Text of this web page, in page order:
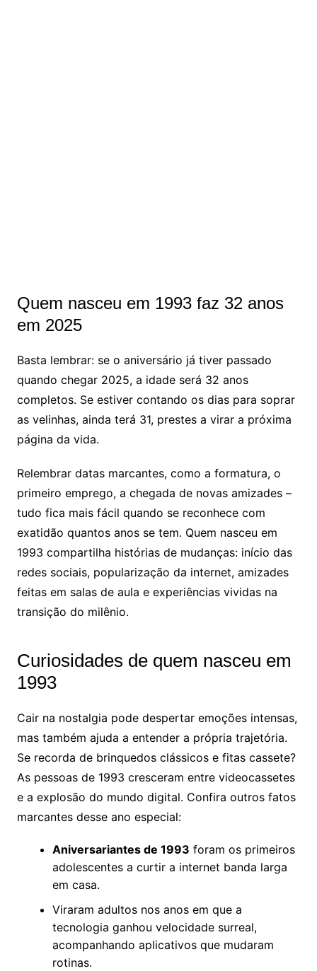
Quem nasceu em 1993 faz 32 anos
em 2025
Basta lembrar: se o aniversário já tiver passado
quando chegar 2025, a idade será 32 anos
completos. Se estiver contando os dias para soprar
as velinhas, ainda terá 31, prestes a virar a próxima
página da vida.
Relembrar datas marcantes, como a formatura, o
primeiro emprego, a chegada de novas amizades –
tudo fica mais fácil quando se reconhece com
exatidão quantos anos se tem. Quem nasceu em
1993 compartilha histórias de mudanças: início das
redes sociais, popularização da internet, amizades
feitas em salas de aula e experiências vividas na
transição do milênio.
Curiosidades de quem nasceu em
1993
Cair na nostalgia pode despertar emoções intensas,
mas também ajuda a entender a própria trajetória.
Se recorda de brinquedos clássicos e fitas cassete?
As pessoas de 1993 cresceram entre videocassetes
e a explosão do mundo digital. Confira outros fatos
marcantes desse ano especial:
Aniversariantes de 1993 foram os primeiros
adolescentes a curtir a internet banda larga
em casa.
Viraram adultos nos anos em que a
tecnologia ganhou velocidade surreal,
acompanhando aplicativos que mudaram
rotinas.